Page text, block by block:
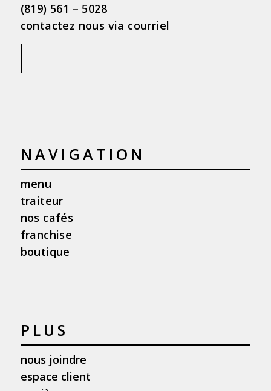
(819) 561 – 5028
contactez nous via courriel
NAVIGATION
menu
traiteur
nos cafés
franchise
boutique
PLUS
nous joindre
espace client